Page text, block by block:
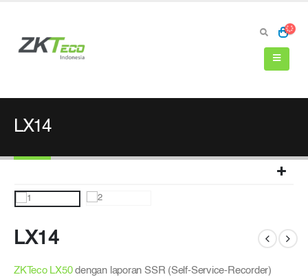
LX14
LX14
ZKTeco LX50dengan laporan SSR (Self-Service-Recorder)